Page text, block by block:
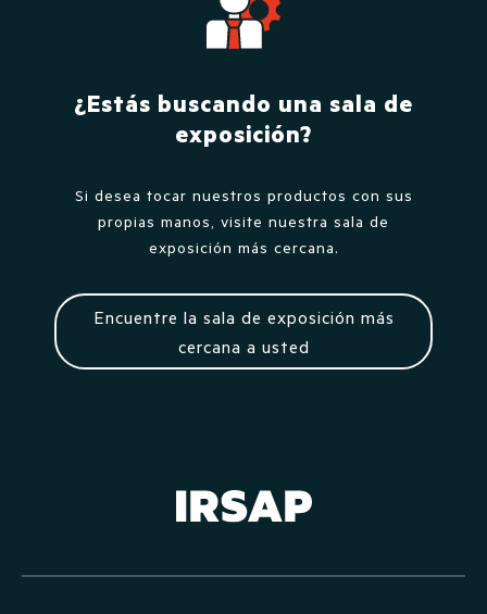
¿Estás buscando una sala de
exposición?
Si desea tocar nuestros productos con sus
propias manos, visite nuestra sala de
exposición más cercana.
Encuentre la sala de exposición más
cercana a usted